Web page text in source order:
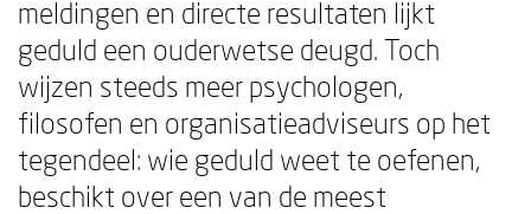
meldingen en directe resultaten lijkt
geduld een ouderwetse deugd. Toch
wijzen steeds meer psychologen,
filosofen en organisatieadviseurs op het
tegendeel: wie geduld weet te oefenen,
beschikt over een van de meest